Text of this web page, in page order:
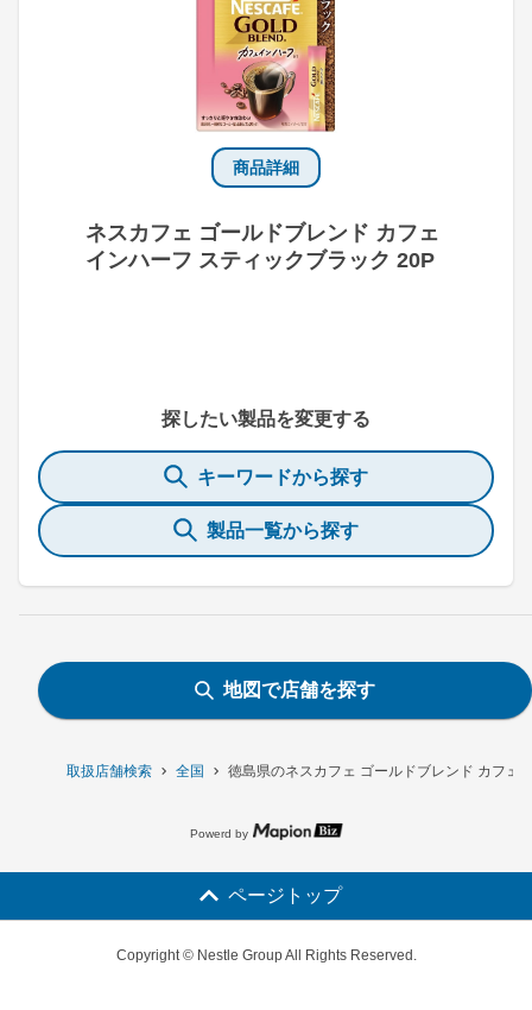
取扱店舗検索 全国 徳島県のネスカフェ ゴールドブレンド カフェ
商品詳細
ネスカフェ ゴールドブレンド カフェ
インハーフ スティックブラック 20P
探したい製品を変更する
キーワードから探す
製品一覧から探す
地図で店舗を探す
Powerd by
ページトップ
Copyright © Nestle Group All Rights Reserved.